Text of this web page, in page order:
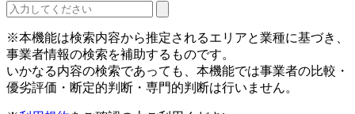
※本機能は検索内容から推定されるエリアと業種に基づき、
事業者情報の検索を補助するものです。
いかなる内容の検索であっても、本機能では事業者の比較・
優劣評価・断定的判断・専門的判断は行いません。